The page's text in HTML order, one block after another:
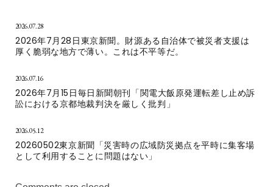
2026.07.28
2026年7月28日東京新聞。財源ある自治体で被災者支援は
厚く脆弱な地方で薄い。これは不平等だ。
2026.07.16
2026年7月15日毎日新聞朝刊「関電大飯原発運転差し止め訴
訟における京都地裁判決を厳しく批判」
2026.05.12
20260502東京新聞「災害時の広域防災拠点を平時に集客場
として利用することに問題はない」